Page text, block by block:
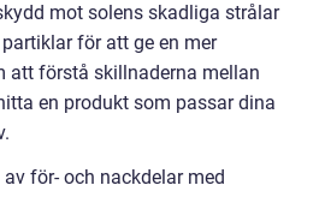
mot solens skadliga strålar
för att ge en mer
att förstå skillnaderna mellan
en produkt som passar dina
för- och nackdelar med